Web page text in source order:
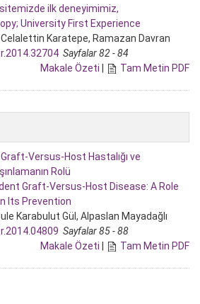
ilk deneyimimiz,
University First Experience
Celalettin Karatepe, Ramazan Davran
Sayfalar 82 - 84
Makale Özeti | Tam Metin PDF
Versus-Host Hastalığı ve
Rolü
Graft-Versus-Host Disease: A Role
Its Prevention
Karabulut Gül, Alpaslan Mayadağlı
Sayfalar 85 - 88
Makale Özeti | Tam Metin PDF